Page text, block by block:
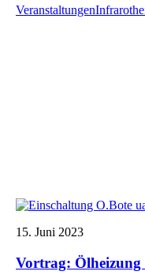
Veranstaltungen
15. Juni 2023
Vortrag: Ölheizung